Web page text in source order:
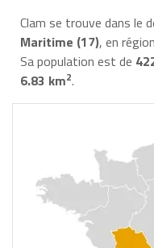
Clam se trouve dans le
Maritime (17), en région
Sa population est de
6.83 km2.